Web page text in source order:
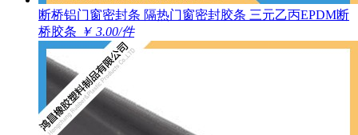
断桥铝门窗密封条 隔热门窗密封胶条 三元乙丙EPDM断
桥胶条 ￥ 3.00/件